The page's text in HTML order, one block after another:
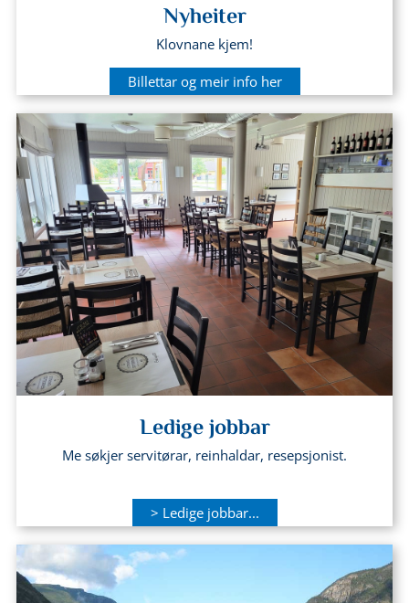
Nyheiter
Klovnane kjem!
Billettar og meir info her
Ledige jobbar
Me søkjer servitørar, reinhaldar, resepsjonist.
> Ledige jobbar...